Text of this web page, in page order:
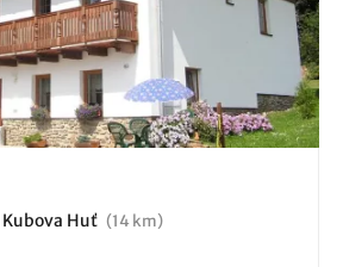
Kubova Huť (14 km)